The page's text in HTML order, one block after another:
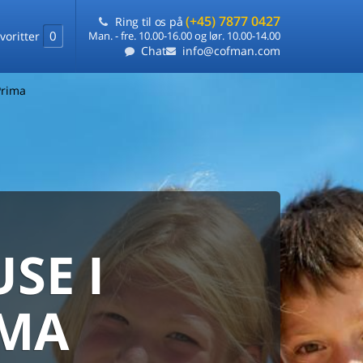
0
Ring til os på (+45) 7877 0427
Man. - fre. 10.00-16.00 og lør. 10.00-14.00
Chat info@cofman.com
I
laveste pris
ét sted